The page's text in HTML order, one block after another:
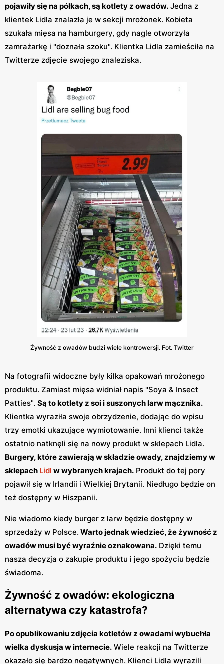
pojawiły się na półkach, są kotlety z owadów. Jedna z
klientek Lidla znalazła je w sekcji mrożonek. Kobieta
szukała mięsa na hamburgery, gdy nagle otworzyła
zamrażarkę i "doznała szoku". Klientka Lidla zamieściła na
Twitterze zdjęcie swojego znaleziska.
Żywność z owadów budzi wiele kontrowersji. Fot. Twitter
Na fotografii widoczne były kilka opakowań mrożonego
produktu. Zamiast mięsa widniał napis "Soya & Insect
Patties". Są to kotlety z soi i suszonych larw mącznika.
Klientka wyraziła swoje obrzydzenie, dodając do wpisu
trzy emotki ukazujące wymiotowanie. Inni klienci także
ostatnio natknęli się na nowy produkt w sklepach Lidla.
Burgery, które zawierają w składzie owady, znajdziemy w
sklepach Lidl w wybranych krajach. Produkt do tej pory
pojawił się w Irlandii i Wielkiej Brytanii. Niedługo będzie on
też dostępny w Hiszpanii.
Nie wiadomo kiedy burger z larw będzie dostępny w
sprzedaży w Polsce. Warto jednak wiedzieć, że żywność z
owadów musi być wyraźnie oznakowana. Dzięki temu
nasza decyzja o zakupie produktu i jego spożyciu będzie
świadoma.
Żywność z owadów: ekologiczna
alternatywa czy katastrofa?
Po opublikowaniu zdjęcia kotletów z owadami wybuchła
wielka dyskusja w internecie. Wiele reakcji na Twitterze
okazało się bardzo negatywnych. Klienci Lidla wyrazili